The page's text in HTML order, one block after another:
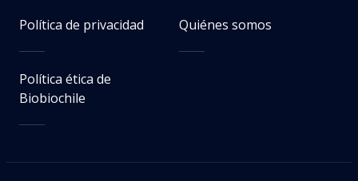
Política de privacidad Quiénes somos
Política ética de
Biobiochile